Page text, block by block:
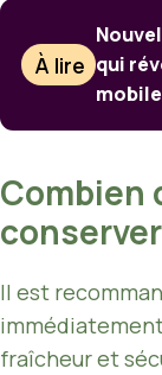
À lire qui
mobile
Combien
Il est
fraîcheur et